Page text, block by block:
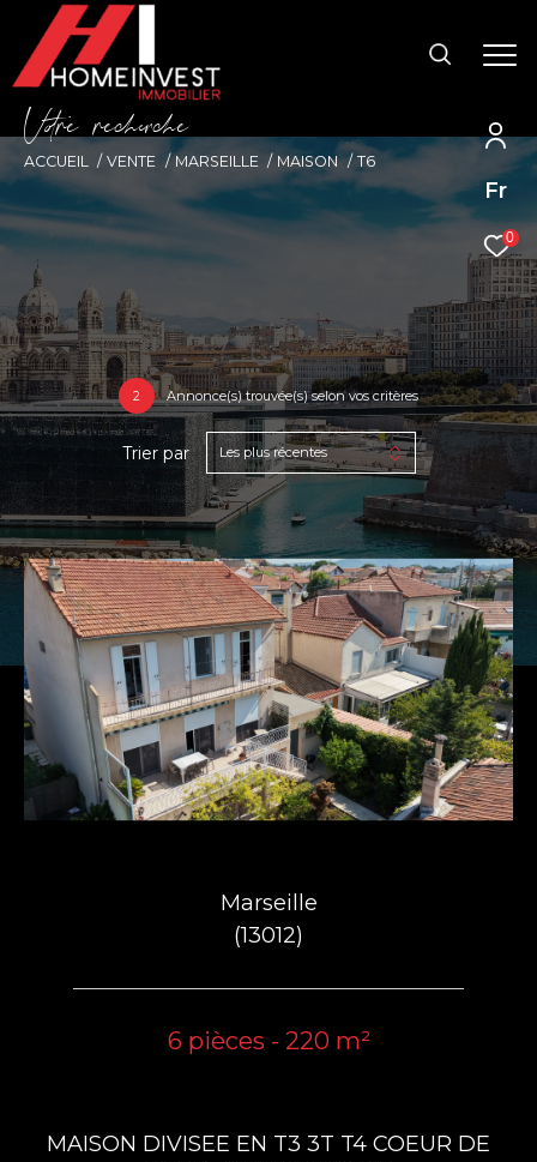
Fr
0
Vore recece
ACCUEIL VENTE MARSEILLE MAISON T6
2 Annonce(s) trouvée(s) selon vos critères
Trier par Les plus récentes
Marseille
(13012)
6 pièces - 220 m²
MAISON DIVISEE EN T3 3T T4 COEUR DE